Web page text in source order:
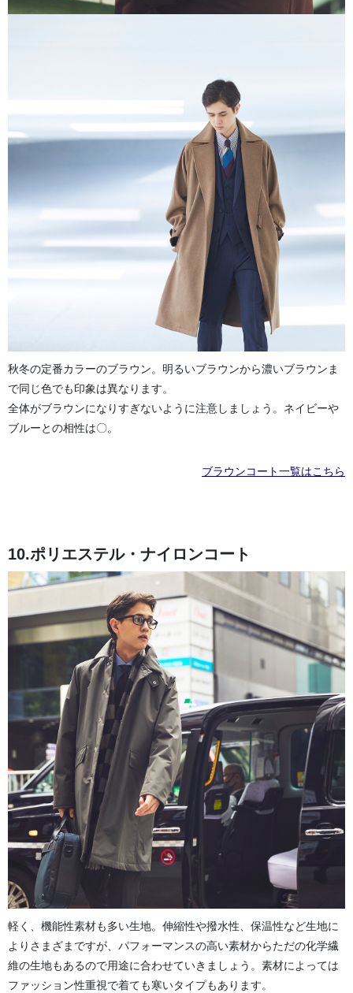
秋冬の定番カラーのブラウン。明るいブラウンから濃いブラウンま
で同じ色でも印象は異なります。
全体がブラウンになりすぎないように注意しましょう。ネイビーや
ブルーとの相性は〇。
ブラウンコート一覧はこちら
10.ポリエステル・ナイロンコート
軽く、機能性素材も多い生地。伸縮性や撥水性、保温性など生地に
よりさまざまですが、パフォーマンスの高い素材からただの化学繊
維の生地もあるので用途に合わせていきましょう。素材によっては
ファッション性重視で着ても寒いタイプもあります。